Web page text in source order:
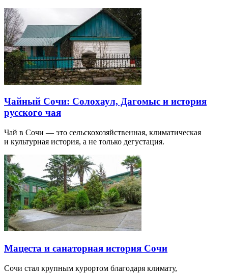
Чайный Сочи: Солохаул, Дагомыс и история
русского чая
Чай в Сочи — это сельскохозяйственная, климатическая
и культурная история, а не только дегустация.
Мацеста и санаторная история Сочи
Сочи стал крупным курортом благодаря климату,